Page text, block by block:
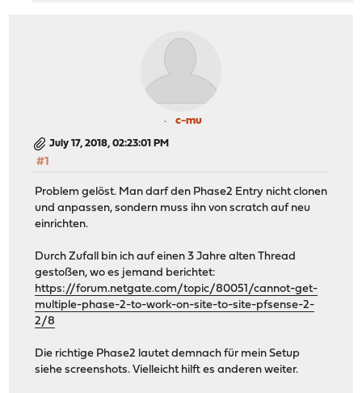
c-mu
July 17, 2018, 02:23:01 PM
#1
Problem gelöst. Man darf den Phase2 Entry nicht clonen
und anpassen, sondern muss ihn von scratch auf neu
einrichten.
Durch Zufall bin ich auf einen 3 Jahre alten Thread
gestoßen, wo es jemand berichtet:
https://forum.netgate.com/topic/80051/cannot-get-
multiple-phase-2-to-work-on-site-to-site-pfsense-2-
2/8
Die richtige Phase2 lautet demnach für mein Setup
siehe screenshots. Vielleicht hilft es anderen weiter.